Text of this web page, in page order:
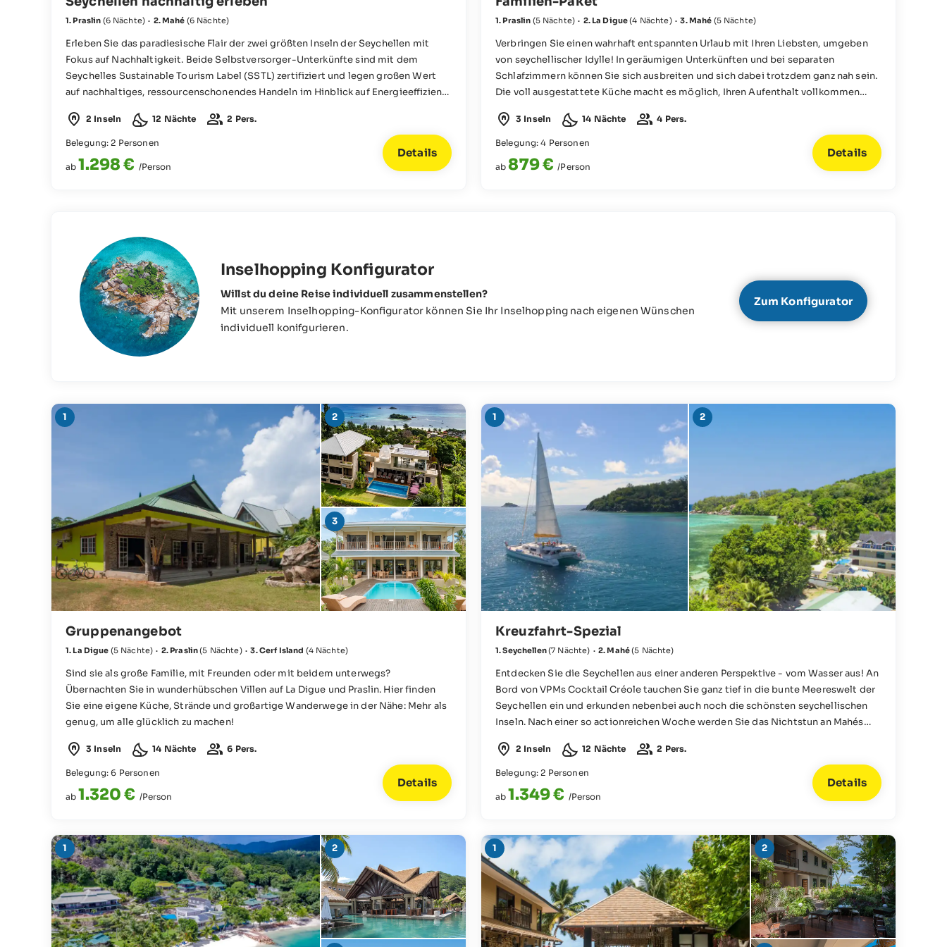
1. Praslin (6 Nächte)· 2. Mahé (6 Nächte)
Erleben Sie das paradiesische Flair der zwei größten Inseln der Seychellen mit
Fokus auf Nachhaltigkeit. Beide Selbstversorger-Unterkünfte sind mit dem
Seychelles Sustainable Tourism Label (SSTL) zertifiziert und legen großen Wert
auf nachhaltiges, ressourcenschonendes Handeln im Hinblick auf Energieeffizienz,
verzaubert zudem durch seine Lage direkt am traumhaft weißen Sandstrand und in
der Hanneman Holiday Residence erwarten Sie als Highlight ein Salzwasserpool
sowie der fußläufig entfernte Beau Vallon Beach mit zahlreichen kulinarischen
Angeboten und verschiedensten Wassersportaktivitäten.
2 Inseln 12 Nächte 2 Pers.
Belegung: 2 Personen
ab 1.298 € /Person
Details
1. Praslin (5 Nächte)· 2. La Digue(4 Nächte)·3. Mahé (5 Nächte)
Verbringen Sie einen wahrhaft entspannten Urlaub mit Ihren Liebsten, umgeben
von seychellischer Idylle! In geräumigen Unterkünften und bei separaten
Schlafzimmern können Sie sich ausbreiten und sich dabei trotzdem ganz nah sein.
Die voll ausgestattete Küche macht es möglich, Ihren Aufenthalt vollkommen
3 Inseln 14 Nächte 4 Pers.
Belegung: 4 Personen
ab 879 € /Person
Details
Inselhopping Konfigurator
Willst du deine Reise individuell zusammenstellen?
Mit unserem Inselhopping-Konfigurator können Sie Ihr Inselhopping nach eigenen Wünschen
individuell konifgurieren.
Zum Konfigurator
Gruppenangebot
1. La Digue (5 Nächte) · 2. Praslin(5 Nächte)·3. Cerf Island (4 Nächte)
Sind sie als große Familie, mit Freunden oder mit beidem unterwegs?
Übernachten Sie in wunderhübschen Villen auf La Digue und Praslin. Hier finden
Sie eine eigene Küche, Strände und großartige Wanderwege in der Nähe: Mehr als
genug, um alle glücklich zu machen!
3 Inseln 14 Nächte 6 Pers.
Belegung: 6 Personen
ab 1.320 € /Person
Details
Kreuzfahrt-Spezial
1. Seychellen(7 Nächte) ·2. Mahé(5 Nächte)
Entdecken Sie die Seychellen aus einer anderen Perspektive - vom Wasser aus! An
Bord von VPMs Cocktail Créole tauchen Sie ganz tief in die bunte Meereswelt der
Seychellen ein und erkunden nebenbei auch noch die schönsten seychellischen
Inseln. Nach einer so actionreichen Woche werden Sie das Nichtstun an Mahés
ausklingen!
2 Inseln 12 Nächte 2 Pers.
Belegung: 2 Personen
ab 1.349 € /Person
Details